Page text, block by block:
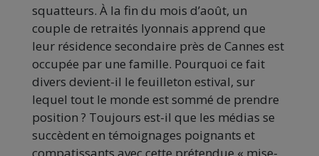
squatteurs. À la fin du mois d’août, un
couple de retraités lyonnais apprend que
leur résidence secondaire près de Cannes est
occupée par une famille. Pourquoi ce fait
divers devient-il le feuilleton estival, sur
lequel tout le monde est sommé de prendre
position ? Toujours est-il que les médias se
succèdent en témoignages poignants et